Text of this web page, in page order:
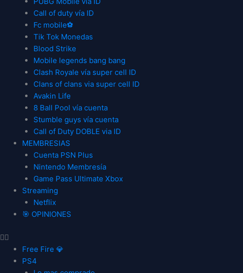
Call of duty vía ID
Fc mobile⚽
Tik Tok Monedas
Blood Strike
Mobile legends bang bang
Clash Royale vía super cell ID
Clans of clans via super cell ID
Avakin Life
8 Ball Pool vía cuenta
Stumble guys vía cuenta
Call of Duty DOBLE via ID
MEMBRESIAS
Cuenta PSN Plus
Nintendo Membresía
Game Pass Ultimate Xbox
Streaming
Netflix
🎯 OPINIONES
Free Fire 💎
PS4